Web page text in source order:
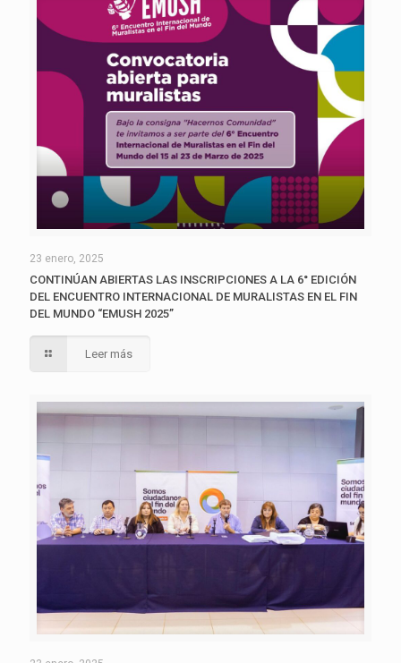
23 enero, 2025
CONTINÚAN ABIERTAS LAS INSCRIPCIONES A LA 6° EDICIÓN
DEL ENCUENTRO INTERNACIONAL DE MURALISTAS EN EL FIN
DEL MUNDO “EMUSH 2025”
Leer más